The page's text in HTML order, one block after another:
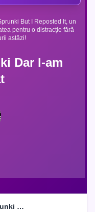
Dar l-am
But I Reposted It, un
pentru o distracție fără
astăzi!
Incredibox Sprunki Dar l-am repostat